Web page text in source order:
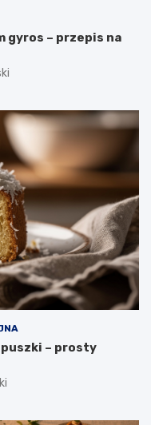
gyros – przepis na
– prosty